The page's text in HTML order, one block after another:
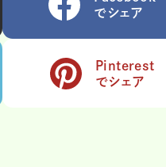
でシェア
Pinterest
でシェア